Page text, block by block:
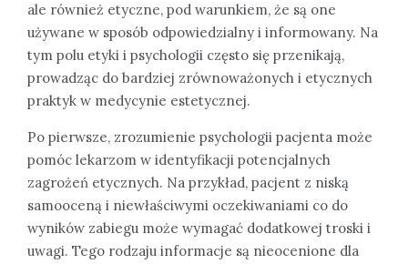
ale również etyczne, pod warunkiem, że są one
używane w sposób odpowiedzialny i informowany. Na
tym polu etyki i psychologii często się przenikają,
prowadząc do bardziej zrównoważonych i etycznych
praktyk w medycynie estetycznej.
Po pierwsze, zrozumienie psychologii pacjenta może
pomóc lekarzom w identyfikacji potencjalnych
zagrożeń etycznych. Na przykład, pacjent z niską
samooceną i niewłaściwymi oczekiwaniami co do
wyników zabiegu może wymagać dodatkowej troski i
uwagi. Tego rodzaju informacje są nieocenione dla